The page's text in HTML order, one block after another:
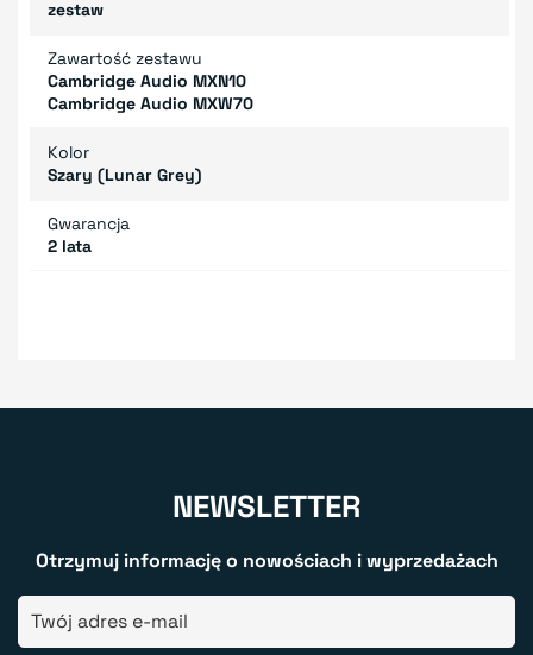
zestaw
Zawartość zestawu
Cambridge Audio MXN10
Cambridge Audio MXW70
Kolor
Szary (Lunar Grey)
Gwarancja
2 lata
NEWSLETTER
Otrzymuj informację o nowościach i wyprzedażach